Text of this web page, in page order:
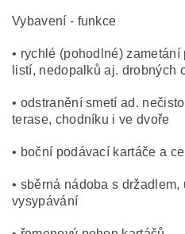
Vybavení - funkce
• rychlé (pohodlné)
listí, nedopalků aj. drobných
• odstranění smetí ad.
terase, chodníku i ve dvoře
• boční podávací kartáče a
• sběrná nádoba s
vysypávání